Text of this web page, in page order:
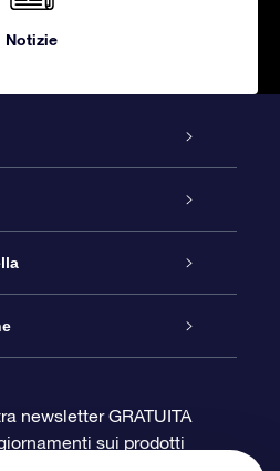
Notizie
newsletter GRATUITA
sui prodotti